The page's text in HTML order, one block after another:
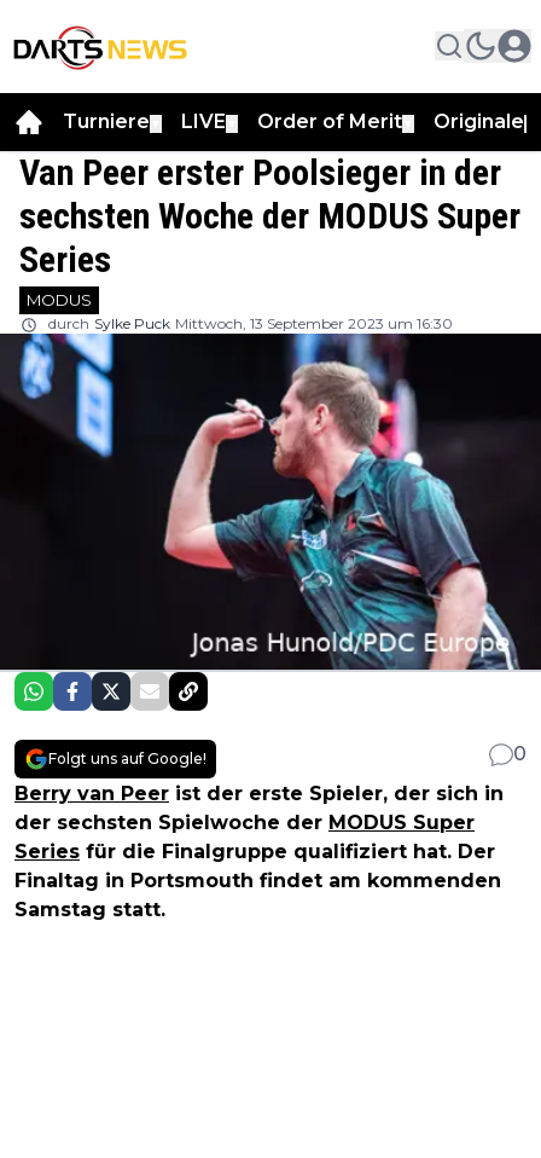
Turniere LIVE Order of Merit Originale
Van Peer erster Poolsieger in der
sechsten Woche der MODUS Super
Series
MODUS
durch Sylke Puck Mittwoch, 13 September 2023 um 16:30
Folgt uns auf Google!
0
Berry van Peer ist der erste Spieler, der sich in
der sechsten Spielwoche der MODUS Super
Series für die Finalgruppe qualifiziert hat. Der
Finaltag in Portsmouth findet am kommenden
Samstag statt.